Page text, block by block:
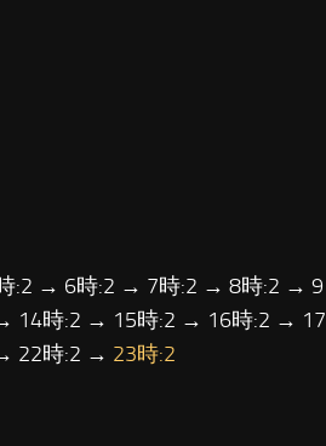
:2 → 6時:2 → 7時:2 → 8時:2 → 9
14時:2 → 15時:2 → 16時:2 → 17
22時:2 → 23時:2